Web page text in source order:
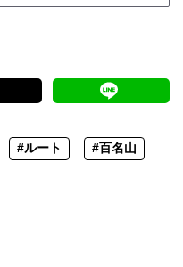
#ルート #百名山